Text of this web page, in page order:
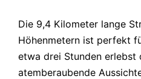
Die 9,4 Kilometer lange
Höhenmetern ist perfekt
etwa drei Stunden erlebst
atemberaubende